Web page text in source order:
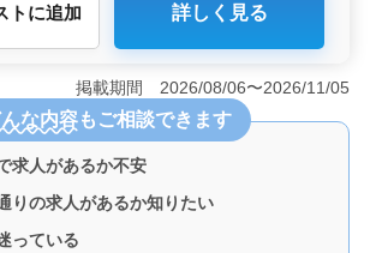
ント
務形態の柔軟性＞ 岡山市北区のこの施
ら近く、車通勤も可能です。正社員から
な雇用形態が選べ、ライフスタイルに合
可能です。 ＜福利厚生と経験者優遇
で、介護経験3年以上の方を募集する求
た職場でスキルを活かして働きたい人に
す。 ＜シニア世代活躍中＞ 平均年
齢62歳と、50代、60代も活躍中の職場
を持つスタッフが働いています。
ト に追加 詳しく見る
掲載期間 2026/08/06〜2026/11/05
な内容もご相談できます
求人があるか不安
りの求人があるか知りたい
っている